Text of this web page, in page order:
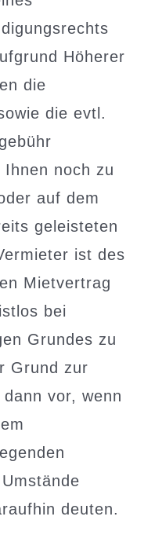
Höherer
die
die evtl.
noch zu
auf dem
geleisteten
ist des
Mietvertrag
bei
Grundes zu
Grund zur
vor, wenn
deuten.